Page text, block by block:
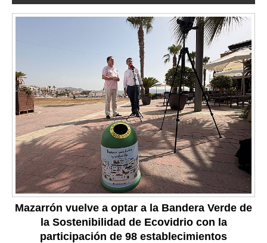
Mazarrón vuelve a optar a la Bandera Verde de
la Sostenibilidad de Ecovidrio con la
participación de 98 establecimientos